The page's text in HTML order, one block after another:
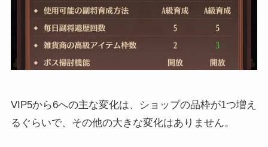
VIP5から6への主な変化は、ショップの品枠が1つ増え
るぐらいで、その他の大きな変化はありません。